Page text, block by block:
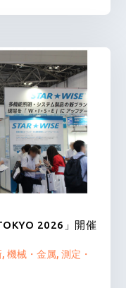
2026」開催
,機械・金属,測定・